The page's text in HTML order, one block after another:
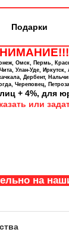
Подарки
Омск, Пермь,
Улан-Уде,
Дербент,
Череповец,
+ 4%, для
или
на